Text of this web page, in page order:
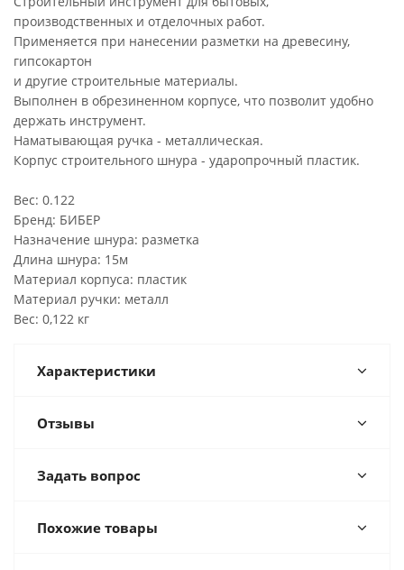
производственных и отделочных работ.
Применяется при нанесении разметки на древесину,
гипсокартон
и другие строительные материалы.
Выполнен в обрезиненном корпусе, что позволит удобно
держать инструмент.
Наматывающая ручка - металлическая.
Корпус строительного шнура - ударопрочный пластик.
Вес: 0.122
Бренд: БИБЕР
Назначение шнура: разметка
Длина шнура: 15м
Материал корпуса: пластик
Материал ручки: металл
Вес: 0,122 кг
Характеристики
Отзывы
Задать вопрос
Похожие товары